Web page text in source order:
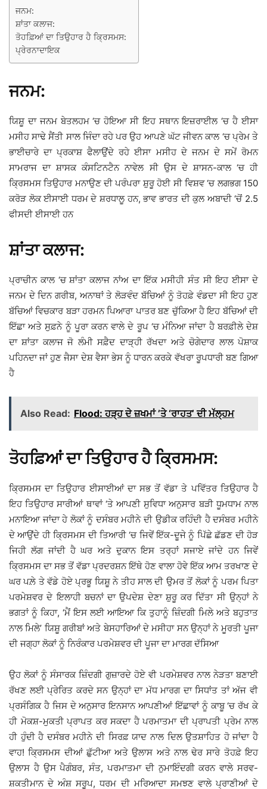
ਜਨਮ:
ਸ਼ਾਂਤਾ ਕਲਾਜ:
ਤੋਹਫ਼ਿਆਂ ਦਾ ਤਿਉਹਾਰ ਹੈ ਕ੍ਰਿਸਮਸ:
ਪ੍ਰੇਰਨਾਦਾਇਕ
ਜਨਮ:
ਯਿਸ਼ੂ ਦਾ ਜਨਮ ਬੇਤਲਹਮ ‘ਚ ਹੋਇਆ ਸੀ ਇਹ ਸਥਾਨ ਇਜ਼ਰਾਈਲ ‘ਚ ਹੈ ਈਸਾ
ਮਸੀਹ ਸਾਢੇ ਸੈਂਤੀ ਸਾਲ ਜਿੰਦਾ ਰਹੇ ਪਰ ਉਹ ਆਪਣੇ ਘੱਟ ਜੀਵਨ ਕਾਲ ‘ਚ ਪ੍ਰੇਮ ਤੇ
ਭਾਈਚਾਰੇ ਦਾ ਪ੍ਰਕਾਸ਼ ਫੈਲਾਉਂਦੇ ਰਹੇ ਈਸਾ ਮਸੀਹ ਦੇ ਜਨਮ ਦੇ ਸਮੇਂ ਰੋਮਨ
ਸਾਮਰਾਜ ਦਾ ਸ਼ਾਸਕ ਕੰਸਟਿਨਟੈਨ ਨਾਵੇਲ ਸੀ ਉਸ ਦੇ ਸ਼ਾਸਨ-ਕਾਲ ‘ਚ ਹੀ
ਕ੍ਰਿਸਮਸ ਤਿਉਹਾਰ ਮਨਾਉਣ ਦੀ ਪਰੰਪਰਾ ਸ਼ੁਰੂ ਹੋਈ ਸੀ ਵਿਸ਼ਵ ‘ਚ ਲਗਭਗ 150
ਕਰੋੜ ਲੋਕ ਈਸਾਈ ਧਰਮ ਦੇ ਸ਼ਰਧਾਲੂ ਹਨ, ਭਾਵ ਭਾਰਤ ਦੀ ਕੁਲ ਅਬਾਦੀ ‘ਚੋਂ 2.5
ਫੀਸਦੀ ਈਸਾਈ ਹਨ
ਸ਼ਾਂਤਾ ਕਲਾਜ:
ਪ੍ਰਾਚੀਨ ਕਾਲ ‘ਚ ਸ਼ਾਂਤਾ ਕਲਾਜ ਨਾਂਅ ਦਾ ਇੱਕ ਮਸੀਹੀ ਸੰਤ ਸੀ ਇਹ ਈਸਾ ਦੇ
ਜਨਮ ਦੇ ਦਿਨ ਗਰੀਬ, ਅਨਾਥਾਂ ਤੇ ਲੋੜਵੰਦ ਬੱਚਿਆਂ ਨੂੰ ਤੋਹਫ਼ੇ ਵੰਡਦਾ ਸੀ ਇਹ ਹੁਣ
ਬੱਚਿਆਂ ਵਿਚਕਾਰ ਬੜਾ ਹਰਮਨ ਪਿਆਰਾ ਪਾਤਰ ਬਣ ਚੁੱਕਿਆ ਹੈ ਇਹ ਬੱਚਿਆਂ ਦੀ
ਇੱਛਾ ਅਤੇ ਸੁਫ਼ਨੇ ਨੂੰ ਪੂਰਾ ਕਰਨ ਵਾਲੇ ਦੇ ਰੂਪ ‘ਚ ਮੰਨਿਆ ਜਾਂਦਾ ਹੈ ਬਰਫ਼ੀਲੇ ਦੇਸ਼
ਦਾ ਸ਼ਾਂਤਾ ਕਲਾਜ ਜੋ ਲੰਮੀ ਸਫ਼ੈਦ ਦਾੜ੍ਹੀ ਰੱਖਦਾ ਅਤੇ ਚੋਗੇਦਾਰ ਲਾਲ ਪੋਸ਼ਾਕ
ਪਹਿਨਦਾ ਜਾਂ ਹੁਣ ਜੈਸਾ ਦੇਸ਼ ਵੈਸਾ ਭੇਸ ਨੂੰ ਧਾਰਨ ਕਰਕੇ ਵੱਖਰਾ ਰੂਪਧਾਰੀ ਬਣ ਗਿਆ
ਹੈ
Also Read: Flood: ਹੜ੍ਹ ਦੇ ਜ਼ਖਮਾਂ ’ਤੇ ‘ਰਾਹਤ’ ਦੀ ਮੱਲ੍ਹਮ
ਤੋਹਫ਼ਿਆਂ ਦਾ ਤਿਉਹਾਰ ਹੈ ਕ੍ਰਿਸਮਸ:
ਕ੍ਰਿਸਮਸ ਦਾ ਤਿਉਹਾਰ ਈਸਾਈਆਂ ਦਾ ਸਭ ਤੋਂ ਵੱਡਾ ਤੇ ਪਵਿੱਤਰ ਤਿਉਹਾਰ ਹੈ
ਇਹ ਤਿਉਹਾਰ ਸਾਰੀਆਂ ਥਾਵਾਂ ‘ਤੇ ਆਪਣੀ ਸੁਵਿਧਾ ਅਨੁਸਾਰ ਬੜੀ ਧੂਮਧਾਮ ਨਾਲ
ਮਨਾਇਆ ਜਾਂਦਾ ਹੇ ਲੋਕਾਂ ਨੂੰ ਦਸੰਬਰ ਮਹੀਨੇ ਦੀ ਉਡੀਕ ਰਹਿੰਦੀ ਹੈ ਦਸੰਬਰ ਮਹੀਨੇ
ਦੇ ਆਉਂਦੇ ਹੀ ਕ੍ਰਿਸਮਸ ਦੀ ਤਿਆਰੀ ‘ਚ ਜਿਵੇਂ ਇੱਕ-ਦੂਜੇ ਨੂੰ ਪਿੱਛੇ ਛੱਡਣ ਦੀ ਹੋੜ
ਜਿਹੀ ਲੱਗ ਜਾਂਦੀ ਹੈ ਘਰ ਅਤੇ ਦੁਕਾਨ ਇਸ ਤਰ੍ਹਾਂ ਸਜਾਏ ਜਾਂਦੇ ਹਨ ਜਿਵੇਂ
ਕ੍ਰਿਸਮਸ ਦਾ ਸਭ ਤੋਂ ਵੱਡਾ ਪ੍ਰਦਰਸ਼ਨ ਇੱਥੇ ਹੋਣ ਵਾਲਾ ਹੋਵੇ ਇੱਕ ਆਮ ਤਰਖਾਣ ਦੇ
ਘਰ ਪਲ਼ੇ ਤੇ ਵੱਡੇ ਹੋਏ ਪ੍ਰਭੂ ਯਿਸ਼ੂ ਨੇ ਤੀਹ ਸਾਲ ਦੀ ਉਮਰ ਤੋਂ ਲੋਕਾਂ ਨੂੰ ਪਰਮ ਪਿਤਾ
ਪਰਮੇਸ਼ਵਰ ਦੇ ਇਲਾਹੀ ਬਚਨਾਂ ਦਾ ਉਪਦੇਸ਼ ਦੇਣਾ ਸ਼ੁਰੂ ਕਰ ਦਿੱਤਾ ਸੀ ਉਨ੍ਹਾਂ ਨੇ
ਭਗਤਾਂ ਨੂੰ ਕਿਹਾ, ‘ਮੈਂ ਇਸ ਲਈ ਆਇਆ ਕਿ ਤੁਹਾਨੂੰ ਜ਼ਿੰਦਗੀ ਮਿਲੇ ਅਤੇ ਬਹੁਤਾਤ
ਨਾਲ ਮਿਲੇ’ ਯਿਸ਼ੂ ਗਰੀਬਾਂ ਅਤੇ ਬੇਸਹਾਰਿਆਂ ਦੇ ਮਸੀਹਾ ਸਨ ਉਨ੍ਹਾਂ ਨੇ ਮੂਰਤੀ ਪੂਜਾ
ਦੀ ਜਗ੍ਹਾ ਲੋਕਾਂ ਨੂੰ ਨਿਰੰਕਾਰ ਪਰਮੇਸ਼ਵਰ ਦੀ ਪੂਜਾ ਦਾ ਮਾਰਗ ਦੱਸਿਆ
ਉਹ ਲੋਕਾਂ ਨੂੰ ਸੰਸਾਰਕ ਜ਼ਿੰਦਗੀ ਗੁਜ਼ਾਰਦੇ ਹੋਏ ਵੀ ਪਰਮੇਸ਼ਵਰ ਨਾਲ ਨੇੜਤਾ ਬਣਾਈ
ਰੱਖਣ ਲਈ ਪ੍ਰੇਰਿਤ ਕਰਦੇ ਸਨ ਉਨ੍ਹਾਂ ਦਾ ਮੱਧ ਮਾਰਗ ਦਾ ਸਿਧਾਂਤ ਤਾਂ ਅੱਜ ਵੀ
ਪ੍ਰਸੰਗਿਕ ਹੈ ਜਿਸ ਦੇ ਅਨੁਸਾਰ ਇਨਸਾਨ ਆਪਣੀਆਂ ਇੱਛਾਵਾਂ ਨੂੰ ਕਾਬੂ ‘ਚ ਰੱਖ ਕੇ
ਹੀ ਮੋਕਸ਼-ਮੁਕਤੀ ਪ੍ਰਾਪਤ ਕਰ ਸਕਦਾ ਹੈ ਪਰਮਾਤਮਾ ਦੀ ਪ੍ਰਾਪਤੀ ਪ੍ਰੇਮ ਨਾਲ
ਹੀ ਹੁੰਦੀ ਹੈ ਦਸੰਬਰ ਮਹੀਨੇ ਦੀ ਸਿਰਫ਼ ਯਾਦ ਨਾਲ ਦਿਲ ਉਤਸ਼ਾਹਿਤ ਹੋ ਜਾਂਦਾ ਹੈ
ਵਾਹ! ਕ੍ਰਿਸਮਸ ਦੀਆਂ ਛੁੱਟੀਆ ਅਤੇ ਉਲਾਸ ਅਤੇ ਨਾਲ ਢੇਰ ਸਾਰੇ ਤੋਹਫ਼ੇ ਇਹ
ਉਲਾਸ ਹੈ ਉਸ ਪੈਗੰਬਰ, ਸੰਤ, ਪਰਮਾਤਮਾ ਦੀ ਨੁਮਾਇੰਦਗੀ ਕਰਨ ਵਾਲੇ ਸਰਵ-
ਸ਼ਕਤੀਮਾਨ ਦੇ ਅੰਸ਼ ਸਰੂਪ, ਧਰਮ ਦੀ ਮਰਿਆਦਾ ਸਮਝਣ ਵਾਲੇ ਪ੍ਰਾਣੀਆਂ ਦੇ